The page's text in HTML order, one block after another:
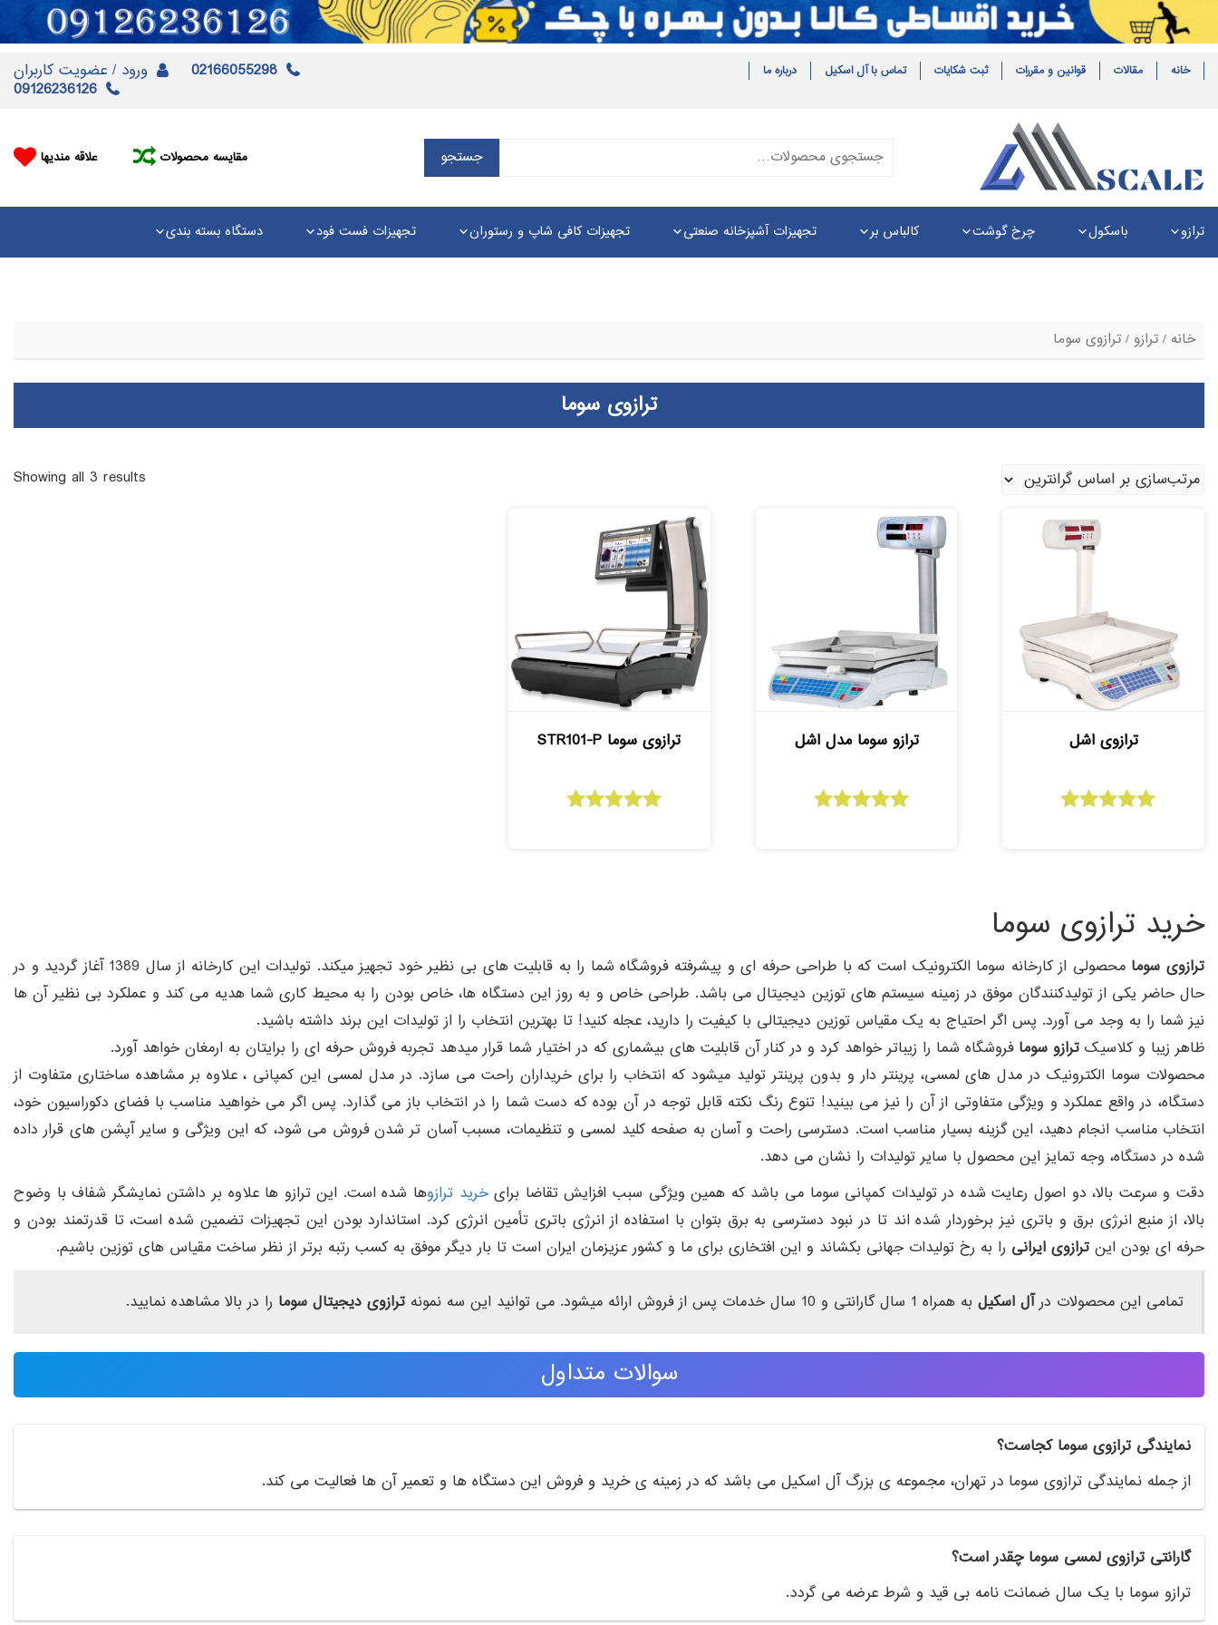
خانه مقالات قوانین و مقررات ثبت شکایات تماس با آل اسکیل درباره ما ورود / عضویت کاربران 02166055298
09126236126
جستجو
برای:
جستجو علاقه مندیها مقایسه محصولات
ترازو باسکول چرخ گوشت کالباس بر تجهیزات آشپزخانه صنعتی تجهیزات کافی شاپ و رستوران تجهیزات فست فود دستگاه بسته بندی
خانه /ترازو/ ترازوی سوما
ترازوی سوما
Showing all 3 results
ترازوی اشل ترازو سوما مدل اشل ترازوی سوما STR101-P
خرید ترازوی سوما
ترازوی سوما
محصولی از کارخانه سوما الکترونیک است که با طراحی حرفه ای و پیشرفته فروشگاه شما را به قابلیت های بی نظیر خود تجهیز میکند. تولیدات این کارخانه از سال 1389 آغاز گردید و در
حال حاضر یکی از تولیدکنندگان موفق در زمینه سیستم های توزین دیجیتال می باشد. طراحی خاص و به روز این دستگاه ها، خاص بودن را به محیط کاری شما هدیه می کند و عملکرد بی نظیر آن ها
نیز شما را به وجد می آورد. پس اگر احتیاج به یک مقیاس توزین دیجیتالی با کیفیت را دارید، عجله کنید! تا بهترین انتخاب را از تولیدات این برند داشته باشید.
ظاهر زیبا و کلاسیک ترازو سوما فروشگاه شما را زیباتر خواهد کرد و در کنار آن قابلیت های بیشماری که در اختیار شما قرار میدهد تجربه فروش حرفه ای را برایتان به ارمغان خواهد آورد.
محصولات سوما الکترونیک در مدل های لمسی، پرینتر دار و بدون پرینتر تولید میشود که انتخاب را برای خریداران راحت می سازد. در مدل لمسی این کمپانی ، علاوه بر مشاهده ساختاری متفاوت از
دستگاه، در واقع عملکرد و ویژگی متفاوتی از آن را نیز می بینید! تنوع رنگ نکته قابل توجه در آن بوده که دست شما را در انتخاب باز می گذارد. پس اگر می خواهید مناسب با فضای دکوراسیون خود،
انتخاب مناسب انجام دهید، این گزینه بسیار مناسب است. دسترسی راحت و آسان به صفحه کلید لمسی و تنظیمات، مسبب آسان تر شدن فروش می شود، که این ویژگی و سایر آپشن های قرار داده
شده در دستگاه، وجه تمایز این محصول با سایر تولیدات را نشان می دهد.
دقت و سرعت بالا، دو اصول رعایت شده در تولیدات کمپانی سوما می باشد که همین ویژگی سبب افزایش تقاضا برایخرید ترازوها شده است. این ترازو ها علاوه بر داشتن نمایشگر شفاف با وضوح
بالا، از منبع انرژی برق و باتری نیز برخوردار شده اند تا در نبود دسترسی به برق بتوان با استفاده از انرژی باتری تأمین انرژی کرد. استاندارد بودن این تجهیزات تضمین شده است، تا قدرتمند بودن و
حرفه ای بودن این ترازوی ایرانی را به رخ تولیدات جهانی بکشاند و این افتخاری برای ما و کشور عزیزمان ایران است تا بار دیگر موفق به کسب رتبه برتر از نظر ساخت مقیاس های توزین باشیم.
تمامی این محصولات درآل اسکیل به همراه 1 سال گارانتی و 10 سال خدمات پس از فروش ارائه میشود. می توانید این سه نمونه ترازوی دیجیتال سوما را در بالا مشاهده نمایید.
سوالات متداول
نمایندگی ترازوی سوما کجاست؟
از جمله نمایندگی ترازوی سوما در تهران، مجموعه ی بزرگ آل اسکیل می باشد که در زمینه ی خرید و فروش این دستگاه ها و تعمیر آن ها فعالیت می کند.
گارانتی ترازوی لمسی سوما چقدر است؟
ترازو سوما با یک سال ضمانت نامه بی قید و شرط عرضه می گردد.